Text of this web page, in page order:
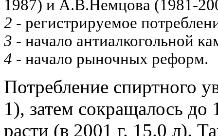
1987) и А.В.Немцова (1981-
2 - регистрируемое
3 - начало антиалкогольной
4 - начало рыночных реформ.
Потребление спиртного
1), затем сокращалось до
расти (в 2001 г. 15.0 л).